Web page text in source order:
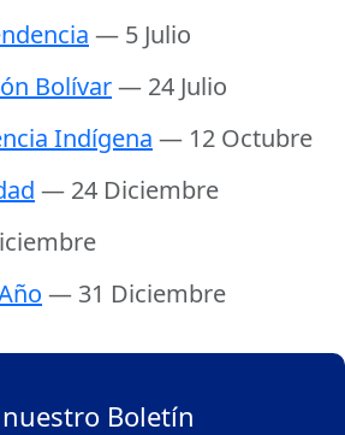
— 5 Julio
Bolívar— 24 Julio
Indígena — 12 Octubre
— 24 Diciembre
— 31 Diciembre
Boletín